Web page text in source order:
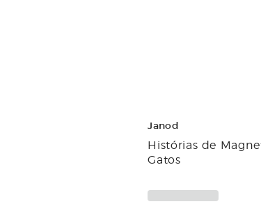
Janod
Histórias de
Gatos